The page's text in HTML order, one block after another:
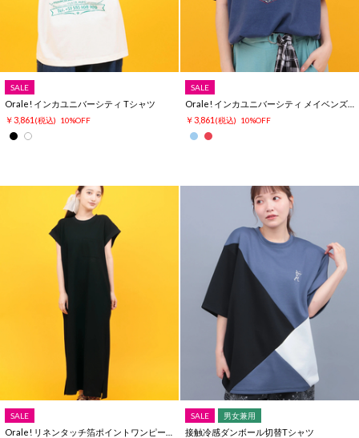
SALE
Orale! インカユニバーシティ Tシャツ
￥3,861 (税込) 10%OFF
SALE
￥3,861 (税込) 10%OFF
SALE SALE 男女兼用
接触冷感ダンボール切替Tシャツ